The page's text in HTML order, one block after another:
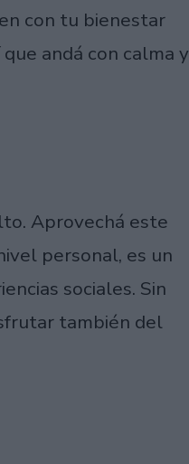
con tu bienestar
andá con calma y
Aprovechá este
personal, es un
sociales. Sin
también del